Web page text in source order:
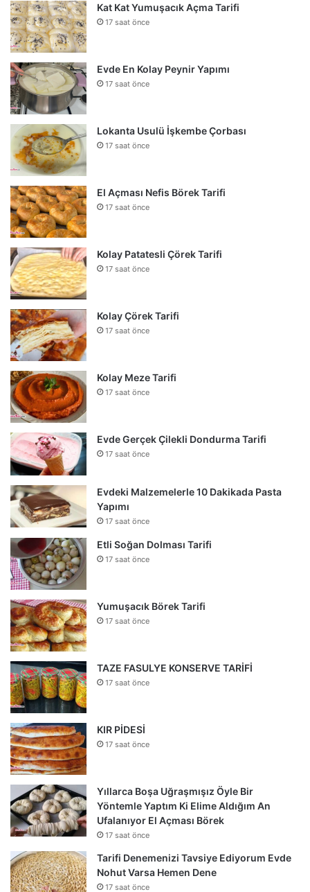
Kat Kat Yumuşacık Açma Tarifi
17 saat önce
Evde En Kolay Peynir Yapımı
17 saat önce
Lokanta Usulü İşkembe Çorbası
17 saat önce
El Açması Nefis Börek Tarifi
17 saat önce
Kolay Patatesli Çörek Tarifi
17 saat önce
Kolay Çörek Tarifi
17 saat önce
Kolay Meze Tarifi
17 saat önce
Evde Gerçek Çilekli Dondurma Tarifi
17 saat önce
Evdeki Malzemelerle 10 Dakikada Pasta
Yapımı
17 saat önce
Etli Soğan Dolması Tarifi
17 saat önce
Yumuşacık Börek Tarifi
17 saat önce
TAZE FASULYE KONSERVE TARİFİ
17 saat önce
KIR PİDESİ
17 saat önce
Yıllarca Boşa Uğraşmışız Öyle Bir
Yöntemle Yaptım Ki Elime Aldığım An
Ufalanıyor El Açması Börek
17 saat önce
Tarifi Denemenizi Tavsiye Ediyorum Evde
Nohut Varsa Hemen Dene
17 saat önce